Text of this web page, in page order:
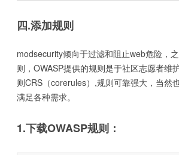
四.添加规则
modsecurity倾向于过滤和阻止web危险，
则，OWASP提供的规则是于社区志愿者维
则CRS（corerules）,规则可靠强大，当然
满足各种需求。
1.下载OWASP规则：